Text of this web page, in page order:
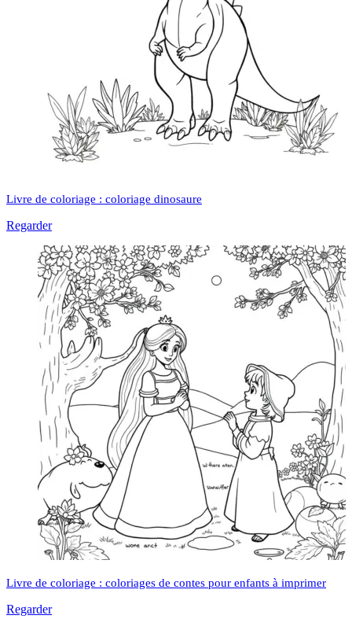
Livre de coloriage : coloriage dinosaure
Regarder
Livre de coloriage : coloriages de contes pour enfants à imprimer
Regarder